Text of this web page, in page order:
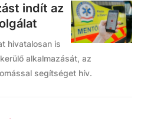
indít az
hivatalosan is
alkalmazását, az
segítséget hív.